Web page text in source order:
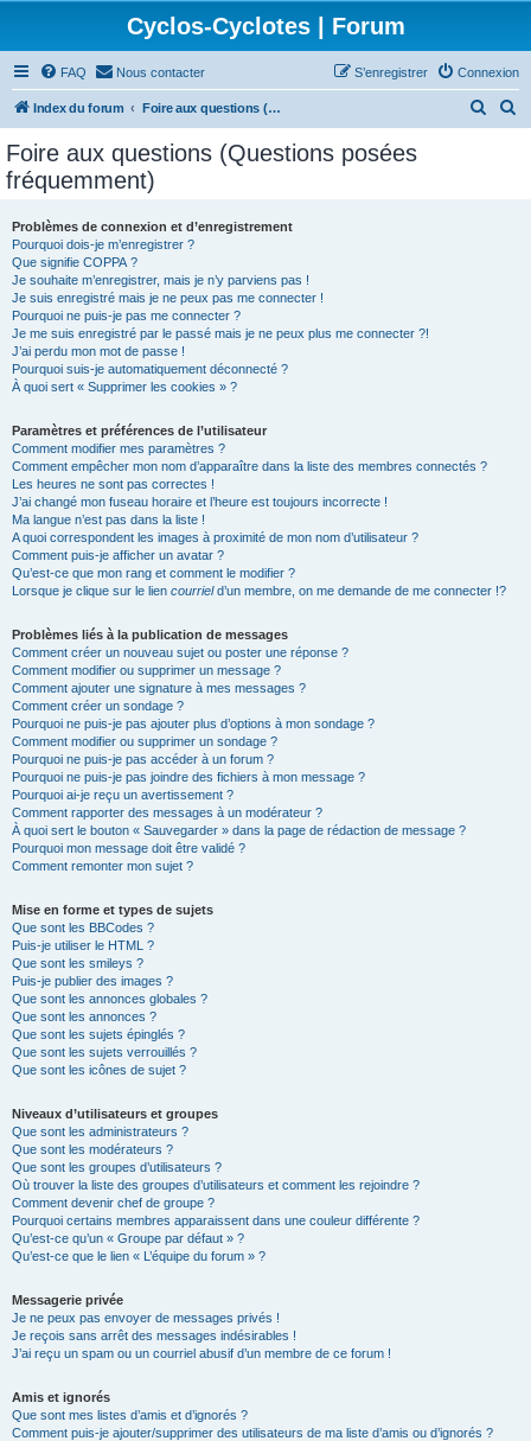
Cyclos-Cyclotes | Forum
FAQ Nous contacter Connexion
S’enregistrer
Index du forum Foire aux questions (Questions posées fréquemment)
Foire aux questions (Questions posées
fréquemment)
Problèmes de connexion et d’enregistrement
Pourquoi dois-je m’enregistrer ?
Que signifie COPPA ?
Je souhaite m’enregistrer, mais je n’y parviens pas !
Je suis enregistré mais je ne peux pas me connecter !
Pourquoi ne puis-je pas me connecter ?
Je me suis enregistré par le passé mais je ne peux plus me connecter ?!
J’ai perdu mon mot de passe !
Pourquoi suis-je automatiquement déconnecté ?
À quoi sert « Supprimer les cookies » ?
Paramètres et préférences de l’utilisateur
Comment modifier mes paramètres ?
Comment empêcher mon nom d’apparaître dans la liste des membres connectés ?
Les heures ne sont pas correctes !
J’ai changé mon fuseau horaire et l’heure est toujours incorrecte !
Ma langue n’est pas dans la liste !
A quoi correspondent les images à proximité de mon nom d’utilisateur ?
Comment puis-je afficher un avatar ?
Qu’est-ce que mon rang et comment le modifier ?
Lorsque je clique sur le lien courrield’un membre, on me demande de me connecter !?
Problèmes liés à la publication de messages
Comment créer un nouveau sujet ou poster une réponse ?
Comment modifier ou supprimer un message ?
Comment ajouter une signature à mes messages ?
Comment créer un sondage ?
Pourquoi ne puis-je pas ajouter plus d’options à mon sondage ?
Comment modifier ou supprimer un sondage ?
Pourquoi ne puis-je pas accéder à un forum ?
Pourquoi ne puis-je pas joindre des fichiers à mon message ?
Pourquoi ai-je reçu un avertissement ?
Comment rapporter des messages à un modérateur ?
À quoi sert le bouton « Sauvegarder » dans la page de rédaction de message ?
Pourquoi mon message doit être validé ?
Comment remonter mon sujet ?
Mise en forme et types de sujets
Que sont les BBCodes ?
Puis-je utiliser le HTML ?
Que sont les smileys ?
Puis-je publier des images ?
Que sont les annonces globales ?
Que sont les annonces ?
Que sont les sujets épinglés ?
Que sont les sujets verrouillés ?
Que sont les icônes de sujet ?
Niveaux d’utilisateurs et groupes
Que sont les administrateurs ?
Que sont les modérateurs ?
Que sont les groupes d’utilisateurs ?
Où trouver la liste des groupes d’utilisateurs et comment les rejoindre ?
Comment devenir chef de groupe ?
Pourquoi certains membres apparaissent dans une couleur différente ?
Qu’est-ce qu’un « Groupe par défaut » ?
Qu’est-ce que le lien « L’équipe du forum » ?
Messagerie privée
Je ne peux pas envoyer de messages privés !
Je reçois sans arrêt des messages indésirables !
J’ai reçu un spam ou un courriel abusif d’un membre de ce forum !
Amis et ignorés
Que sont mes listes d’amis et d’ignorés ?
Comment puis-je ajouter/supprimer des utilisateurs de ma liste d’amis ou d’ignorés ?